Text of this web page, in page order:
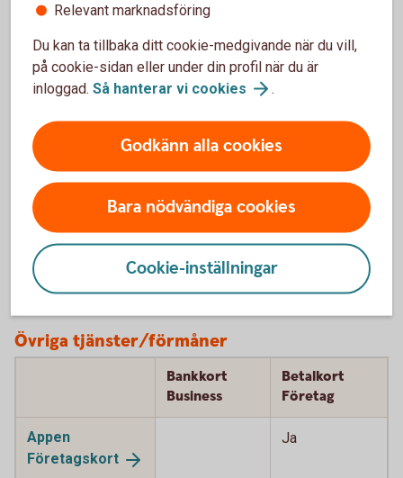
Försäkringar
Bankkort
Business
Betalkort
Kompletterande
kortförsäkring
- på resa
Tjänstereseförsä
kring
(entercard.se)
Ja
Övriga tjänster/förmåner
Bankkort
Business
Betalkort
Företag
Appen
Företagskort
Ja
Relevant marknadsföring
Du kan ta tillbaka ditt cookie-medgivande när du vill,
på cookie-sidan eller under din profil när du är
inloggad. Så hanterar vi cookies .
Godkänn alla cookies
Bara nödvändiga cookies
Cookie-inställningar